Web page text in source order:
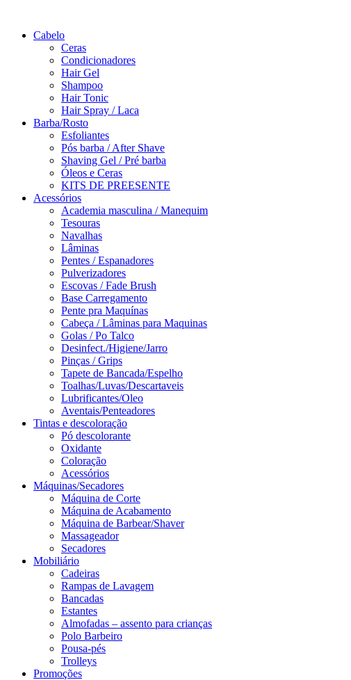
Cabelo
Ceras
Condicionadores
Hair Gel
Shampoo
Hair Tonic
Hair Spray / Laca
Barba/Rosto
Esfoliantes
Pós barba / After Shave
Shaving Gel / Pré barba
Óleos e Ceras
KITS DE PREESENTE
Acessórios
Academia masculina / Manequim
Tesouras
Navalhas
Lâminas
Pentes / Espanadores
Pulverizadores
Escovas / Fade Brush
Base Carregamento
Pente pra Maquínas
Cabeça / Lâminas para Maquinas
Golas / Po Talco
Desinfect./Higiene/Jarro
Pinças / Grips
Tapete de Bancada/Espelho
Toalhas/Luvas/Descartaveis
Lubrificantes/Oleo
Aventais/Penteadores
Tintas e descoloração
Pó descolorante
Oxidante
Coloração
Acessórios
Máquinas/Secadores
Máquina de Corte
Máquina de Acabamento
Máquina de Barbear/Shaver
Massageador
Secadores
Mobiliário
Cadeiras
Rampas de Lavagem
Bancadas
Estantes
Almofadas – assento para crianças
Polo Barbeiro
Pousa-pés
Trolleys
Promoções